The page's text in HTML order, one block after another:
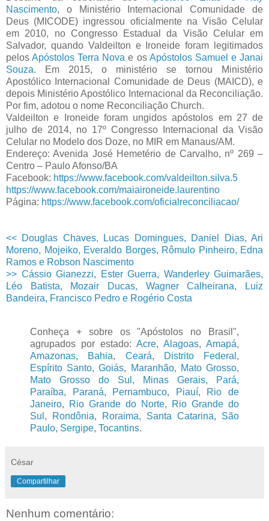
Nascimento, o Ministério Internacional Comunidade de
Deus (MICODE) ingressou oficialmente na Visão Celular
em 2010, no Congresso Estadual da Visão Celular em
Salvador, quando Valdeilton e Ironeide foram legitimados
pelosApóstolos Terra Nova e os Apóstolos Samuel e Janai
Souza. Em 2015, o ministério se tornou Ministério
Apostólico Internacional Comunidade de Deus (MAICD), e
depois Ministério Apostólico Internacional da Reconciliação.
Por fim, adotou o nome Reconciliação Church.
Valdeilton e Ironeide foram ungidos apóstolos em 27 de
julho de 2014, no 17º Congresso Internacional da Visão
Celular no Modelo dos Doze, no MIR em Manaus/AM.
Endereço: Avenida José Hemetério de Carvalho, nº 269 –
Centro – Paulo Afonso/BA
Facebook: https://www.facebook.com/valdeilton.silva.5
https://www.facebook.com/maiaironeide.laurentino
Página: https://www.facebook.com/oficialreconciliacao/
<< Douglas Chaves, Lucas Domingues, Daniel Dias, Ari
Moreno, Mojeiko, Everaldo Borges, Rômulo Pinheiro, Edna
Ramos e Robson Nascimento
>> Cássio Gianezzi, Ester Guerra, Wanderley Guimarães,
Léo Batista, Mozair Ducas, Wagner Calheirana, Luiz
Bandeira, Francisco Pedro e Rogério Costa
Conheça + sobre os "Apóstolos no Brasil",
agrupados por estado: Acre, Alagoas, Amapá,
Amazonas, Bahia, Ceará, Distrito Federal ,
Espírito Santo,Goiás, Maranhão, Mato Grosso,
Mato Grosso do Sul , Minas Gerais, Pará,
Paraíba, Paraná, Pernambuco, Piauí, Rio de
Janeiro, Rio Grande do Norte,
Rio Grande do
Sul , Rondônia, Roraima, Santa Catarina, São
Paulo, Sergipe, Tocantins.
César
Compartilhar
Nenhum comentário: